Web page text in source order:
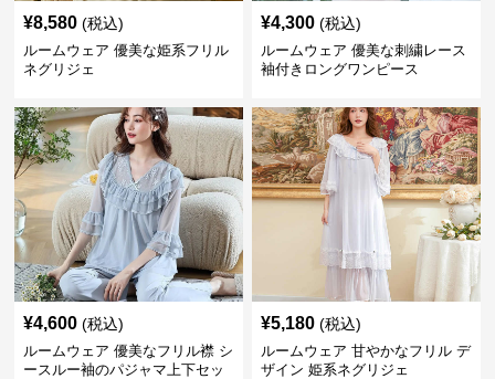
¥8,580 (税込)
ルームウェア 優美な姫系フリル
ネグリジェ
¥4,300 (税込)
ルームウェア 優美な刺繍レース
袖付きロングワンピース
¥4,600 (税込)
ルームウェア 優美なフリル襟 シ
ースルー袖のパジャマ上下セッ
¥5,180 (税込)
ルームウェア 甘やかなフリル デ
ザイン 姫系ネグリジェ